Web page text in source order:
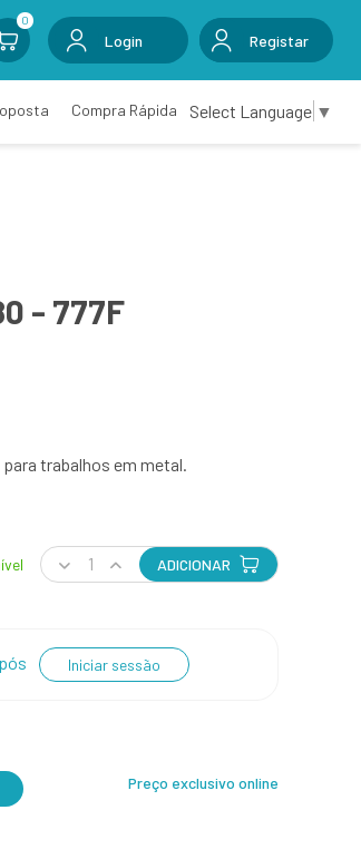
0
Login Registar
Compra Rápida Select Language ▼
- 777F
trabalhos em metal.
ADICIONAR
Iniciar sessão
Preço exclusivo online